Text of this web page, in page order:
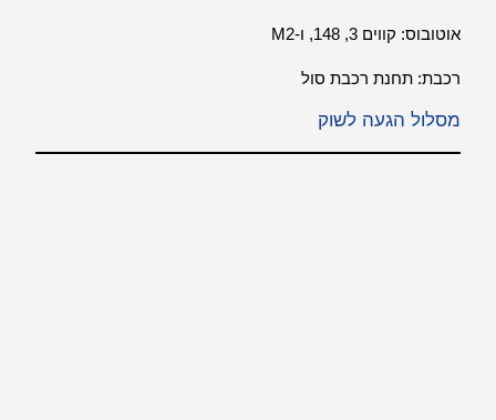
אוטובוס: קווים 3, 148, ו-M2
רכבת: תחנת רכבת סול
מסלול הגעה לשוק